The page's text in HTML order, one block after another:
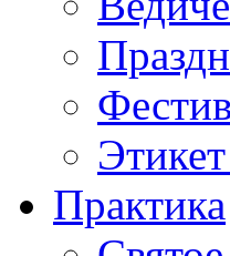
Практика